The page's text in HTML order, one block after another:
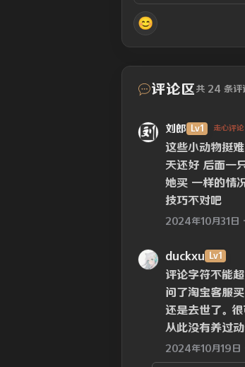
😊
评论区 共 24 条评
刘郎 Lv1 走心评论
这些小动物挺
天还好 后面一
她买 一样的情
技巧不对吧
2024年10月31日
duckxu Lv1
评论字符不能
问了淘宝客服
还是去世了。很
从此没有养过
2024年10月19日